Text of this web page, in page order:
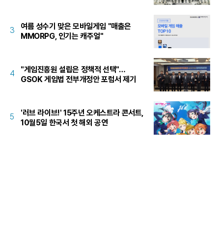
3
여름 성수기 맞은 모바일게임 "매출은
MMORPG, 인기는 캐주얼"
4
"게임진흥원 설립은 정책적 선택"…
GSOK 게임법 전부개정안 포럼서 제기
5
'러브 라이브!' 15주년 오케스트라 콘서트,
10월5일 한국서 첫 해외 공연